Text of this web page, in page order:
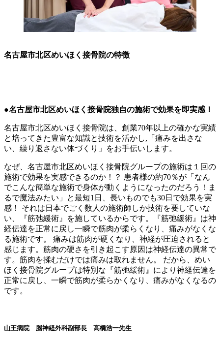
名古屋市北区めいほく接骨院の特徴
●名古屋市北区めいほく接骨院独自の施術で効果を即実感！
名古屋市北区めいほく接骨院は、創業70年以上の確かな実績
と培ってきた豊富な知識と技術を活かし,「痛みを出さな
い、繰り返さない体づくり」をお手伝いします。
なぜ、名古屋市北区めいほく接骨院グループの施術は１回の
施術で効果を実感できるのか！？ 患者様の約70％が「なん
でこんな簡単な施術で身体が動くようになったのだろう！ま
るで魔法みたい」と最短1日、長いものでも30日で効果を実
感！ それは日本でごく数人の施術師しか技術を要していな
い、『筋弛緩術』を施しているからです。『筋弛緩術』は神
経伝達を正常に戻し一瞬で筋肉が柔らくなり、痛みがなくな
る施術です。 痛みは筋肉が硬くなり、神経が圧迫されると
感じます。筋肉の硬さを引き起こす原因は神経伝達の異常で
す。筋肉を揉むだけでは痛みは取れません。 だから、めい
ほく接骨院グループは特別な『筋弛緩術』により神経伝達を
正常に戻し、一瞬で筋肉が柔らかくなり、痛みがなくなるの
です。
山王病院 脳神経外科副部長 高橋浩一先生